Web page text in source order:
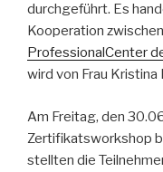
durchgeführt. Es
Kooperation
ProfessionalCenter
wird von Frau
Am Freitag, den
Zertifikatsworkshop
stellten die